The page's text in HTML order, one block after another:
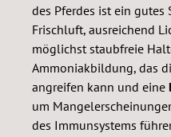
des Pferdes ist ein
Frischluft, ausreichend
möglichst staubfreie
Ammoniakbildung, das
angreifen kann und eine
um
des Immunsystems